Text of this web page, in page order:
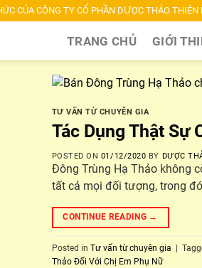
CỦA CÔNG TY CỔ PHẦN DƯỢC THẢO THIÊN
TRANG CHỦ GIỚI
TƯ VẤN TỪ CHUYÊN GIA
Tác Dụng Thật Sự
POSTED ON 01/12/2020 BY DƯỢC
Đông Trùng Hạ Thảo không
tất cả mọi đối tượng, trong
CONTINUE READING →
Posted in Tư vấn từ chuyên gia |
Thảo Đối Với Chị Em Phụ Nữ